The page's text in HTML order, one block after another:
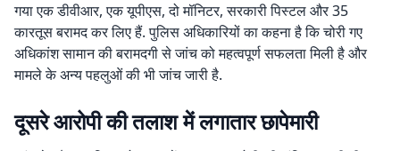
गया एक डीवीआर, एक यूपीएस, दो मॉनिटर, सरकारी पिस्टल और 35
कारतूस बरामद कर लिए हैं. पुलिस अधिकारियों का कहना है कि चोरी गए
अधिकांश सामान की बरामदगी से जांच को महत्वपूर्ण सफलता मिली है और
मामले के अन्य पहलुओं की भी जांच जारी है.
दूसरे आरोपी की तलाश में लगातार छापेमारी